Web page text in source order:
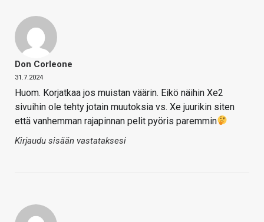
Don Corleone
31.7.2024
Huom. Korjatkaa jos muistan väärin. Eikö näihin Xe2
sivuihin ole tehty jotain muutoksia vs. Xe juurikin siten
että vanhemman rajapinnan pelit pyöris paremmin
Kirjaudu sisään vastataksesi